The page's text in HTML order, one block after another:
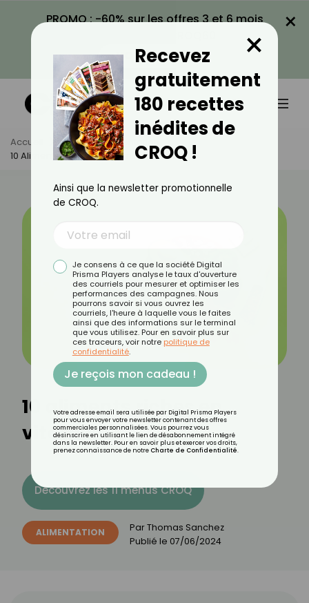
PROMO : -60% sur les offres 3 et 6 mois
VOIR LA PROMO
×
Accueil Actus
Alimentation
10 Aliments Riches En Vitamine E
10 aliments riches en
vitamine E
Découvrez les 11 menus CROQ
ALIMENTATION ParThomas Sanchez
Publié le 07/06/2024
Recevez
gratuitement
180 recettes
inédites de
CROQ !
×
Ainsi que la newsletter promotionnelle
de CROQ.
Je consens à ce que la société Digital
Prisma Players analyse le taux d'ouverture
des courriels pour mesurer et optimiser les
performances des campagnes. Nous
pourrons savoir si vous ouvrez les
courriels, l'heure à laquelle vous le faites
ainsi que des informations sur le terminal
que vous utilisez. Pour en savoir plus sur
ces traceurs, voir notre politique de
confidentialité.
Je reçois mon cadeau !
Votre adresse email sera utilisée par Digital Prisma Players
pour vous envoyer votre newsletter contenant des offres
commerciales personnalisées. Vous pourrez vous
désinscrire en utilisant le lien de désabonnement intégré
dans la newsletter. Pour en savoir plus et exercer vos droits,
prenez connaissance de notre Charte de Confidentialité.